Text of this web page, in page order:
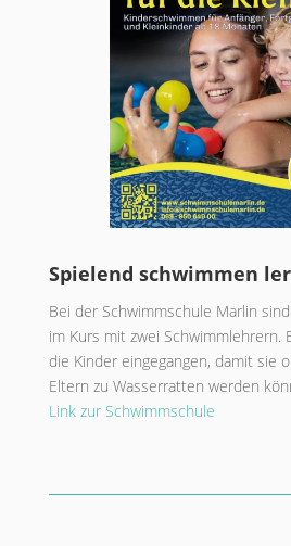
Spielend schwimmen
Bei der Schwimmschule Marlin
im Kurs mit zwei Schwimmlehrern.
die Kinder eingegangen, damit sie
Eltern zu Wasserratten werden
Link zur Schwimmschule